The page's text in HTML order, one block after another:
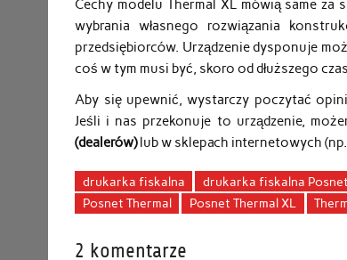
Cechy modelu Thermal XL mówią same
wybrania własnego rozwiązania
przedsiębiorców. Urządzenie dysponuje
coś w tym musi być, skoro od dłuższego
Aby się upewnić, wystarczy poczytać
Jeśli i nas przekonuje to urządzenie,
(dealerów)lub w sklepach internetowych (np.
drukarka fiskalna drukarka fiskalna Posnet
Posnet Thermal
Posnet Thermal XL
2 komentarze